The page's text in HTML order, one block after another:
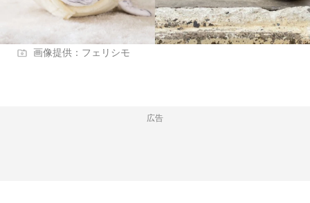
画像提供：フェリシモ
広告